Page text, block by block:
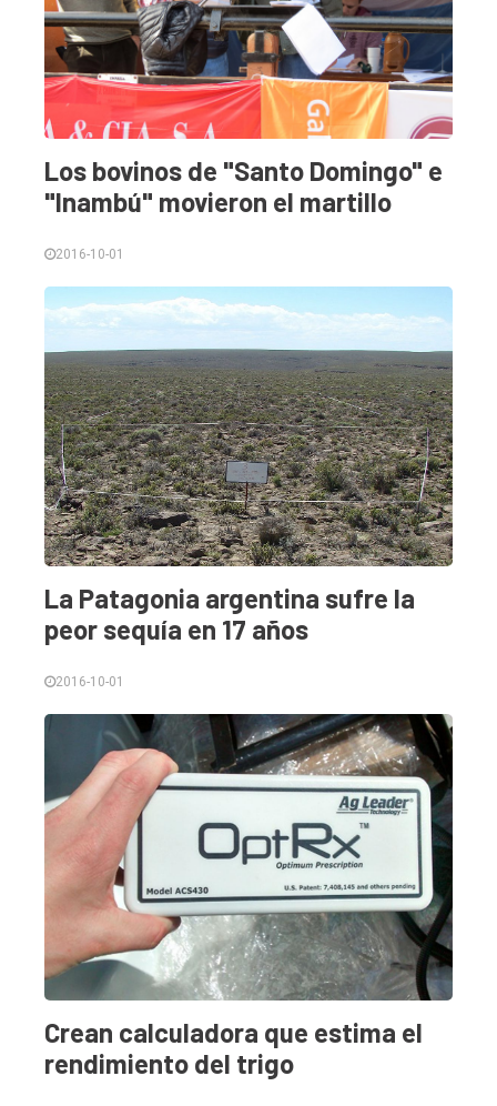
El
único
DIARIO
Tendencia
Política
Cultura
Entrevistas
Rural
Deportes
Fúnebres
Edición
Los bovinos de "Santo Domingo" e
"Inambú" movieron el martillo
2016-10-01
La Patagonia argentina sufre la
peor sequía en 17 años
2016-10-01
Crean calculadora que estima el
rendimiento del trigo